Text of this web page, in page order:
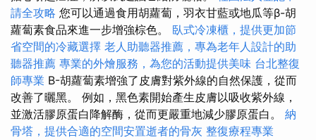
請全攻略 您可以通過食用胡蘿蔔，羽衣甘藍或地瓜等β-胡
蘿蔔素食品來進一步增強棕色。 臥式冷凍櫃，提供更加節
省空間的冷藏選擇 老人助聽器推薦，專為老年人設計的助
聽器推薦 專業的外燴服務，為您的活動提供美味 台北整復
師專業 Β-胡蘿蔔素增強了皮膚對紫外線的自然保護，從而
改善了曬黑。 例如，黑色素開始產生皮膚以吸收紫外線，
並激活膠原蛋白降解酶，從而更嚴重地減少膠原蛋白。 納
骨塔，提供合適的空間安置逝者的骨灰 整復療程專業